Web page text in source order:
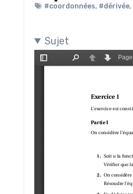
#coordonnées, #dérivée,
Sujet